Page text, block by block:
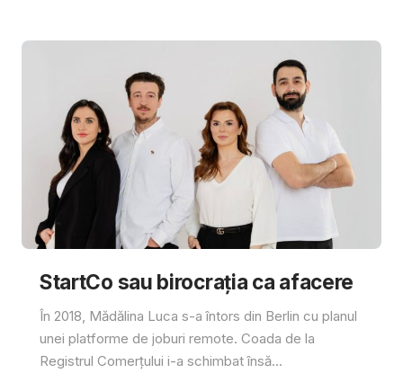
StartCo sau birocrația ca afacere
În 2018, Mădălina Luca s-a întors din Berlin cu planul
unei platforme de joburi remote. Coada de la
Registrul Comerțului i-a schimbat însă...